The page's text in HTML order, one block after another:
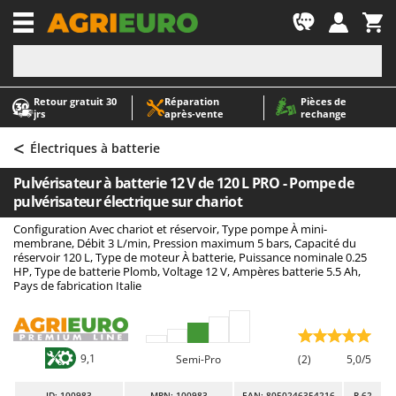
Retour gratuit 30
jrs
Réparation
après‑vente
Pièces de
rechange
-1
A
Abris de jardin
Accessoires pour tracteurs tondeuses autoportés
Aérateurs Scarificateurs pour gazon
Arracheuses de pommes de terre pour tracteur
Aspirateurs - Balais Électriques
Aspirateurs à cendres
Aspirateurs à feuilles sur roues
Aspirateurs Multifonctions
Atomiseurs agricoles pour tracteurs
A
AgriEuro Premium
AgriEuro TOP-LINE
AGT
Aima
Airmec
AL-KO
Alce
Alpina
< Électriques à batterie
Pulvérisateur à batterie 12 V de 120 L PRO - Pompe de
pulvérisateur électrique sur chariot
Configuration Avec chariot et réservoir, Type pompe À mini-
membrane, Débit 3 L/min, Pression maximum 5 bars, Capacité du
réservoir 120 L, Type de moteur À batterie, Puissance nominale 0.25
HP, Type de batterie Plomb, Voltage 12 V, Ampères batterie 5.5 Ah,
Pays de fabrication Italie
9,1 Semi-Pro (2) 5,0/5